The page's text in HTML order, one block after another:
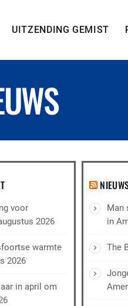
UITZENDING GEMIST
voor
2026
warmte
2026
in april om
Man
in
The